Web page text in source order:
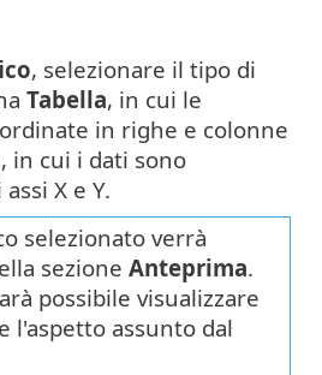
, selezionare il tipo di
Tabella, in cui le
in righe e colonne
, in cui i dati sono
X e Y.
selezionato verrà
sezione Anteprima.
possibile visualizzare
l'aspetto assunto dal